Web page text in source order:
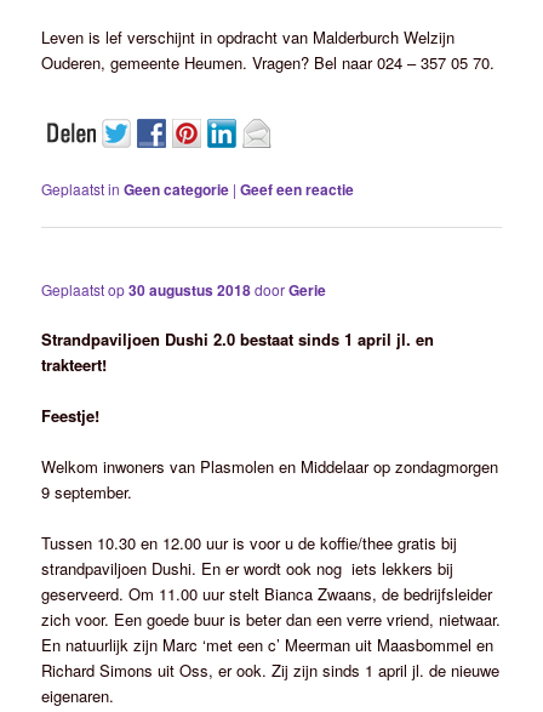
Leven is lef verschijnt in opdracht van Malderburch Welzijn
Ouderen, gemeente Heumen. Vragen? Bel naar 024 – 357 05 70.
Geplaatst in Geen categorie |Geef een reactie
Geplaatst op30 augustus 2018doorGerie
Strandpaviljoen Dushi 2.0 bestaat sinds 1 april jl. en
trakteert!
Feestje!
Welkom inwoners van Plasmolen en Middelaar op zondagmorgen
9 september.
Tussen 10.30 en 12.00 uur is voor u de koffie/thee gratis bij
strandpaviljoen Dushi. En er wordt ook nog iets lekkers bij
geserveerd. Om 11.00 uur stelt Bianca Zwaans, de bedrijfsleider
zich voor. Een goede buur is beter dan een verre vriend, nietwaar.
En natuurlijk zijn Marc ‘met een c’ Meerman uit Maasbommel en
Richard Simons uit Oss, er ook. Zij zijn sinds 1 april jl. de nieuwe
eigenaren.